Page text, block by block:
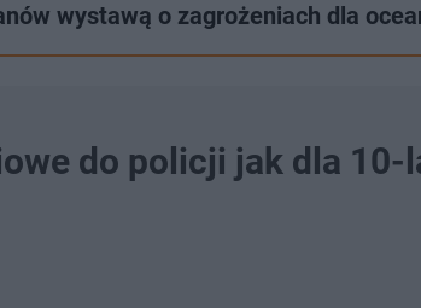
wystawą o zagrożeniach dla
do policji jak dla 10-